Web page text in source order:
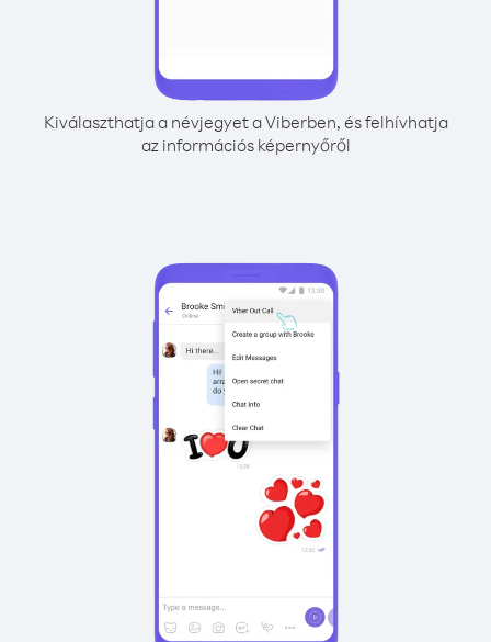
Kiválaszthatja a névjegyet a Viberben, és felhívhatja
az információs képernyőről